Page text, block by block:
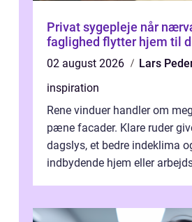
Privat sygepleje når nærvær og
faglighed flytter hjem til
02 august 2026
Lars
inspiration
Rene vinduer handler om
pæne facader. Klare ruder
dagslys, et bedre indeklima
indbydende hjem eller